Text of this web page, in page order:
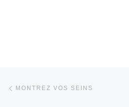
Parcourir les articles
MONTREZ VOS SEINS